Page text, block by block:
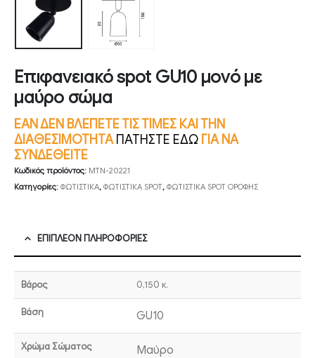
Επιφανειακό spot GU10 μονό με
μαύρο σώμα
ΕΑΝ ΔΕΝ ΒΛΕΠΕΤΕ ΤΙΣ ΤΙΜΕΣ ΚΑΙ ΤΗΝ
ΔΙΑΘΕΣΙΜΟΤΗΤΑ ΠΑΤΗΣΤΕ ΕΔΩ ΓΙΑ ΝΑ
ΣΥΝΔΕΘΕΙΤΕ
Κωδικός προϊόντος: MTN-20221
Κατηγορίες: ΦΩΤΙΣΤΙΚΑ, ΦΩΤΙΣΤΙΚΑ SPOT, ΦΩΤΙΣΤΙΚΑ SPOT ΟΡΟΦΗΣ
ΕΠΙΠΛΈΟΝ ΠΛΗΡΟΦΟΡΊΕΣ
Βάρος 0,150 κ.
Βάση GU10
Χρώμα Σώματος Μαύρο